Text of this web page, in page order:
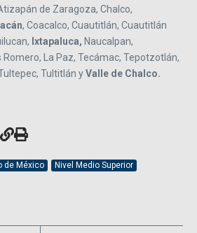
de Zaragoza, Chalco,
, Coacalco, Cuautitlán, Cuautitlán
Ixtapaluca, Naucalpan,
Romero, La Paz, Tecámac, Tepotzotlán,
Tultitlán yValle de Chalco.
de México
Nivel Medio Superior